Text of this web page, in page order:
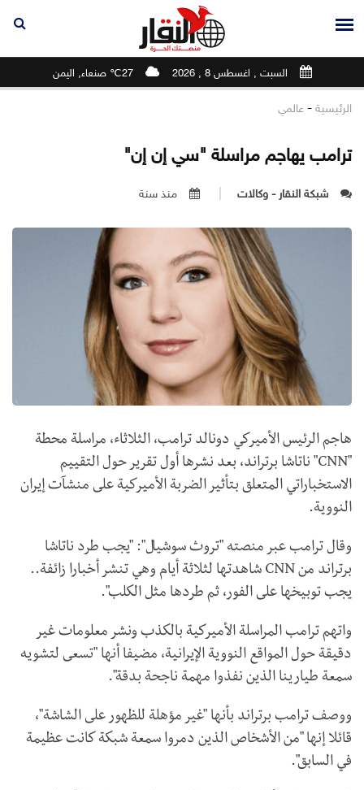
السبت , اغسطس 8 , 2026 27℃ صنعاء, اليمن
الرئيسية - عالمي
ترامب يهاجم مراسلة "سي إن إن"
شبكة النقار - وكالات منذ سنة
هاجم الرئيس الأميركي دونالد ترامب، الثلاثاء، مراسلة محطة
"CNN" ناتاشا برتراند، بعد نشرها أول تقرير حول التقييم
الاستخباراتي المتعلق بتأثير الضربة الأميركية على منشآت إيران
النووية.
وقال ترامب عبر منصته "تروث سوشيال": "يجب طرد ناتاشا
برتراند من CNN شاهدتها لثلاثة أيام وهي تنشر أخبارا زائفة..
يجب توبيخها على الفور، ثم طردها مثل الكلب".
واتهم ترامب المراسلة الأميركية بالكذب ونشر معلومات غير
دقيقة حول المواقع النووية الإيرانية، مضيفا أنها "تسعى لتشويه
سمعة طيارينا الذين نفذوا مهمة ناجحة بدقة".
ووصف ترامب برتراند بأنها "غير مؤهلة للظهور على الشاشة"،
قائلا إنها "من الأشخاص الذين دمروا سمعة شبكة كانت عظيمة
في السابق".